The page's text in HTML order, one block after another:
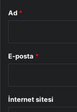
Ad *
E-posta *
İnternet sitesi